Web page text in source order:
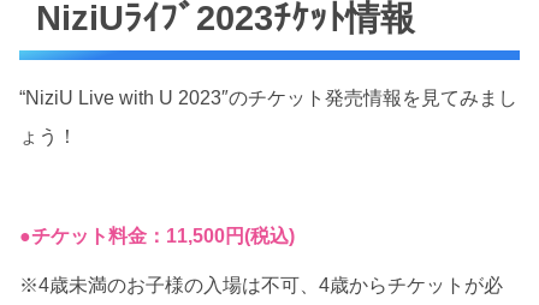
NiziUﾗｲﾌﾞ2023ﾁｹｯﾄ情報
“NiziU Live with U 2023″のチケット発売情報を見てみまし
ょう！
●チケット料金：11,500円(税込)
※4歳未満のお子様の入場は不可、4歳からチケットが必